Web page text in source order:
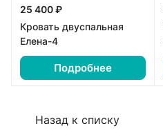
25 400 ₽
Кровать двуспальная
Елена-4
Подробнее
Назад к списку